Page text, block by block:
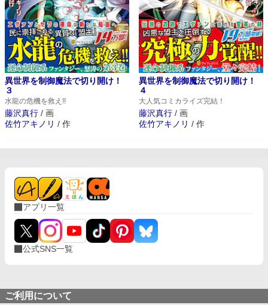
水龍の危機を救え!!
異世界を制御魔法で切り開け！
３
藤沢真行 / 画
佐竹アキノリ / 作
大人気コミカライズ完結！
異世界を制御魔法で切り開け！
４
藤沢真行 / 画
佐竹アキノリ / 作
アプリ一覧
公式SNS一覧
ご利用について